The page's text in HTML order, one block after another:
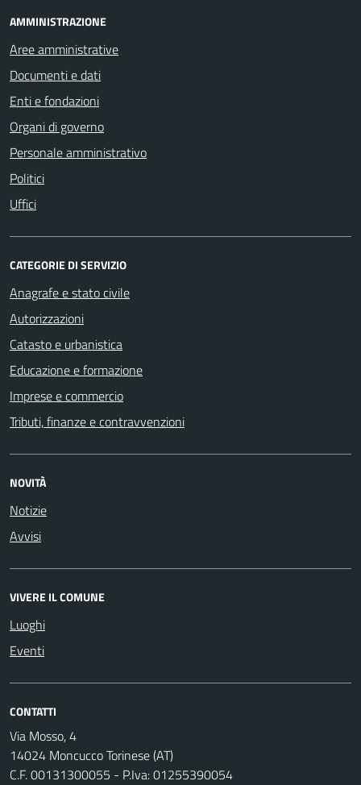
AMMINISTRAZIONE
Aree amministrative
Documenti e dati
Enti e fondazioni
Organi di governo
Personale amministrativo
Politici
Uffici
CATEGORIE DI SERVIZIO
Anagrafe e stato civile
Autorizzazioni
Catasto e urbanistica
Educazione e formazione
Imprese e commercio
Tributi, finanze e contravvenzioni
NOVITÀ
Notizie
Avvisi
VIVERE IL COMUNE
Luoghi
Eventi
CONTATTI
Via Mosso, 4
14024 Moncucco Torinese (AT)
C.F. 00131300055 - P.Iva: 01255390054